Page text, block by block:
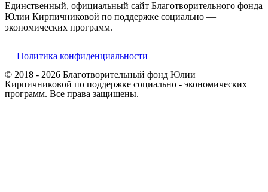
Единственный, официальный сайт Благотворительного фонда
Юлии Кирпичниковой по поддержке социально —
экономических программ.
Политика конфиденциальности
© 2018 - 2026 Благотворительный фонд Юлии
Кирпичниковой по поддержке социально - экономических
программ. Все права защищены.